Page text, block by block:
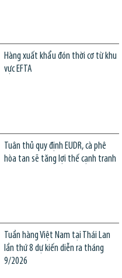
Hàng xuất khẩu đón thời cơ từ khu
vực EFTA
Tuân thủ quy định EUDR, cà phê
hòa tan sẽ tăng lợi thế cạnh tranh
Tuần hàng Việt Nam tại Thái Lan
lần thứ 8 dự kiến diễn ra tháng
9/2026